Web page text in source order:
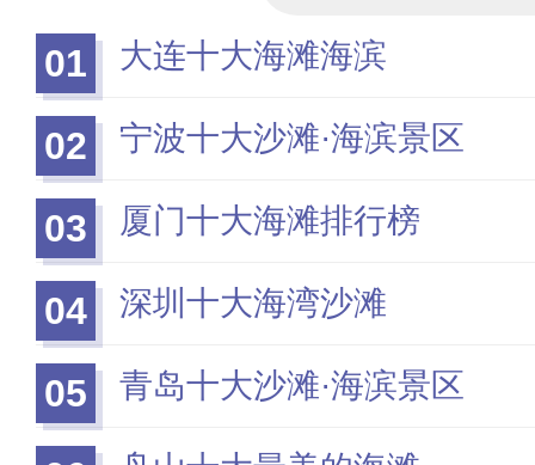
01
大连十大海滩海滨
02 宁波十大沙滩·海滨景区
03 厦门十大海滩排行榜
04 深圳十大海湾沙滩
05 青岛十大沙滩·海滨景区